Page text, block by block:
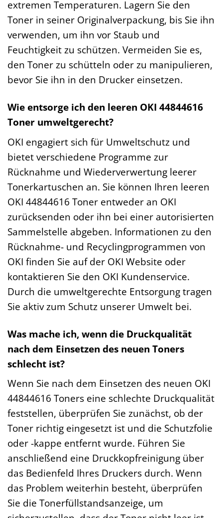
extremen Temperaturen. Lagern Sie den
Toner in seiner Originalverpackung, bis Sie ihn
verwenden, um ihn vor Staub und
Feuchtigkeit zu schützen. Vermeiden Sie es,
den Toner zu schütteln oder zu manipulieren,
bevor Sie ihn in den Drucker einsetzen.
Wie entsorge ich den leeren OKI 44844616
Toner umweltgerecht?
OKI engagiert sich für Umweltschutz und
bietet verschiedene Programme zur
Rücknahme und Wiederverwertung leerer
Tonerkartuschen an. Sie können Ihren leeren
OKI 44844616 Toner entweder an OKI
zurücksenden oder ihn bei einer autorisierten
Sammelstelle abgeben. Informationen zu den
Rücknahme- und Recyclingprogrammen von
OKI finden Sie auf der OKI Website oder
kontaktieren Sie den OKI Kundenservice.
Durch die umweltgerechte Entsorgung tragen
Sie aktiv zum Schutz unserer Umwelt bei.
Was mache ich, wenn die Druckqualität
nach dem Einsetzen des neuen Toners
schlecht ist?
Wenn Sie nach dem Einsetzen des neuen OKI
44844616 Toners eine schlechte Druckqualität
feststellen, überprüfen Sie zunächst, ob der
Toner richtig eingesetzt ist und die Schutzfolie
oder -kappe entfernt wurde. Führen Sie
anschließend eine Druckkopfreinigung über
das Bedienfeld Ihres Druckers durch. Wenn
das Problem weiterhin besteht, überprüfen
Sie die Tonerfüllstandsanzeige, um